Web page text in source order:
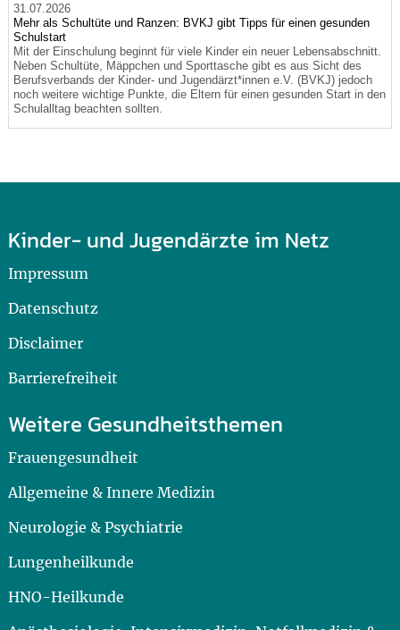
31.07.2026
Mehr als Schultüte und Ranzen: BVKJ gibt Tipps für einen gesunden
Schulstart
Mit der Einschulung beginnt für viele Kinder ein neuer Lebensabschnitt.
Neben Schultüte, Mäppchen und Sporttasche gibt es aus Sicht des
Berufsverbands der Kinder- und Jugendärzt*innen e.V. (BVKJ) jedoch
noch weitere wichtige Punkte, die Eltern für einen gesunden Start in den
Schulalltag beachten sollten.
Kinder- und Jugendärzte im Netz
Impressum
Datenschutz
Disclaimer
Barrierefreiheit
Weitere Gesundheitsthemen
Frauengesundheit
Allgemeine & Innere Medizin
Neurologie & Psychiatrie
Lungenheilkunde
HNO-Heilkunde